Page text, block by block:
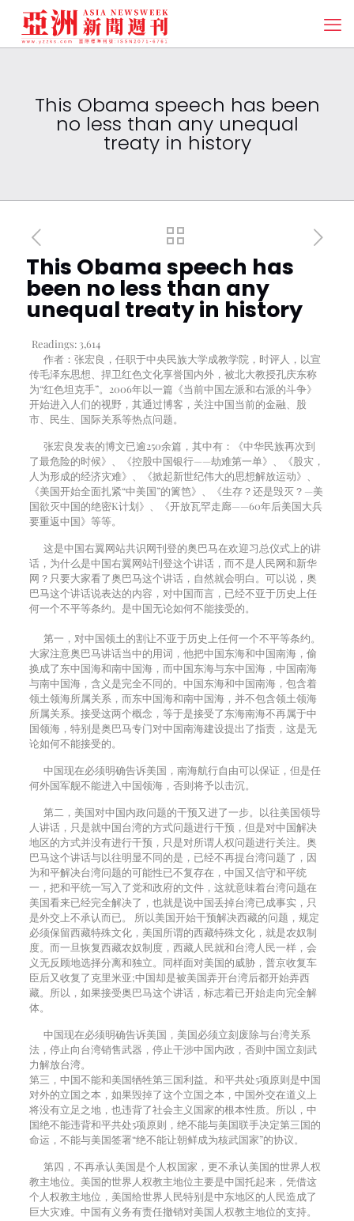
This Obama speech has been
no less than any unequal
treaty in history
This Obama speech has
been no less than any
unequal treaty in history
Readings: 3,614
作者：张宏良，任职于中央民族大学成教学院，时评人，以宣
传毛泽东思想、捍卫红色文化享誉国内外，被北大教授孔庆东称
为“红色坦克手”。2006年以一篇《当前中国左派和右派的斗争》
开始进入人们的视野，其通过博客，关注中国当前的金融、股
市、民生、国际关系等热点问题。
张宏良发表的博文已逾250余篇，其中有：《中华民族再次到
了最危险的时候》、《控股中国银行——劫难第一单》、《股灾，
人为形成的经济灾难》、《掀起新世纪伟大的思想解放运动》、
《美国开始全面扎紧“中美国”的篱笆》、《生存？还是毁灭？—美
国欲灭中国的绝密K计划》、《开放瓦罕走廊——60年后美国大兵
要重返中国》等等。
这是中国右翼网站共识网刊登的奥巴马在欢迎习总仪式上的讲
话，为什么是中国右翼网站刊登这个讲话，而不是人民网和新华
网？只要大家看了奥巴马这个讲话，自然就会明白。可以说，奥
巴马这个讲话说表达的内容，对中国而言，已经不亚于历史上任
何一个不平等条约。是中国无论如何不能接受的。
第一，对中国领土的割让不亚于历史上任何一个不平等条约。
大家注意奥巴马讲话当中的用词，他把中国东海和中国南海，偷
换成了东中国海和南中国海，而中国东海与东中国海，中国南海
与南中国海，含义是完全不同的。中国东海和中国南海，包含着
领土领海所属关系，而东中国海和南中国海，并不包含领土领海
所属关系。接受这两个概念，等于是接受了东海南海不再属于中
国领海，特别是奥巴马专门对中国南海建设提出了指责，这是无
论如何不能接受的。
中国现在必须明确告诉美国，南海航行自由可以保证，但是任
何外国军舰不能进入中国领海，否则将予以击沉。
第二，美国对中国内政问题的干预又进了一步。以往美国领导
人讲话，只是就中国台湾的方式问题进行干预，但是对中国解决
地区的方式并没有进行干预，只是对所谓人权问题进行关注。奥
巴马这个讲话与以往明显不同的是，已经不再提台湾问题了，因
为和平解决台湾问题的可能性已不复存在，中国又信守和平统
一，把和平统一写入了党和政府的文件，这就意味着台湾问题在
美国看来已经完全解决了，也就是说中国丢掉台湾已成事实，只
是外交上不承认而已。 所以美国开始干预解决西藏的问题，规定
必须保留西藏特殊文化，美国所谓的西藏特殊文化，就是农奴制
度。而一旦恢复西藏农奴制度，西藏人民就和台湾人民一样，会
义无反顾地选择分离和独立。同样面对美国的威胁，普京收复车
臣后又收复了克里米亚;中国却是被美国弄开台湾后都开始弄西
藏。所以，如果接受奥巴马这个讲话，标志着已开始走向完全解
体。
中国现在必须明确告诉美国，美国必须立刻废除与台湾关系
法，停止向台湾销售武器，停止干涉中国内政，否则中国立刻武
力解放台湾。
第三，中国不能和美国牺牲第三国利益。和平共处5项原则是中国
对外的立国之本，如果毁掉了这个立国之本，中国外交在道义上
将没有立足之地，也违背了社会主义国家的根本性质。所以，中
国绝不能违背和平共处5项原则，绝不能与美国联手决定第三国的
命运，不能与美国签署“绝不能让朝鲜成为核武国家”的协议。
第四，不再承认美国是个人权国家，更不承认美国的世界人权
教主地位。美国的世界人权教主地位主要是中国托起来，凭借这
个人权教主地位，美国给世界人民特别是中东地区的人民造成了
巨大灾难。中国有义务有责任撤销对美国人权教主地位的支持。